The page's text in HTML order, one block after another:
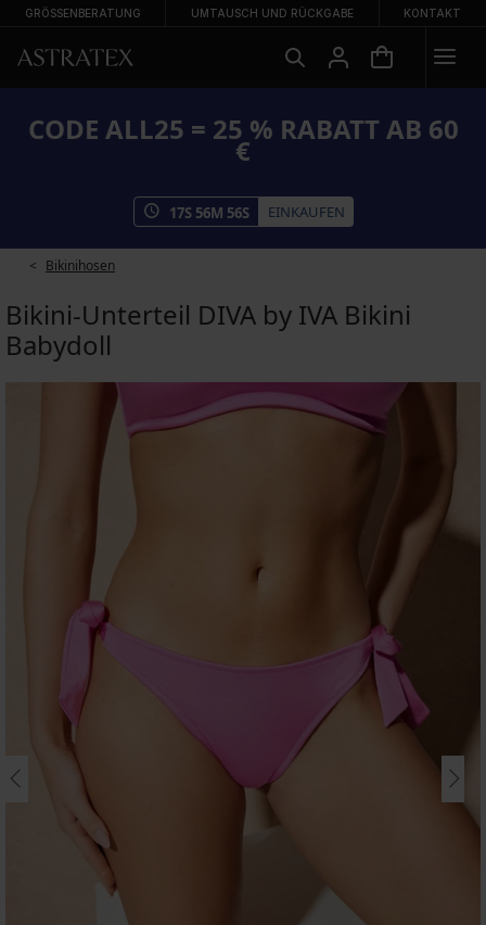
GRÖSSENBERATUNG UMTAUSCH UND RÜCKGABE KONTAKT
CODE ALL25 = 25 % RABATT AB 60
€
17S 56M 55S EINKAUFEN
Bikinihosen
Bikini-Unterteil DIVA by IVA Bikini
Babydoll